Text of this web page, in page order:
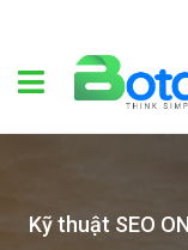
Kỹ thuật SEO